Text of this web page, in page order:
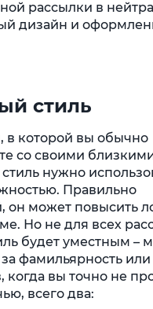
рассылки в
дизайн и
стиль
в которой вы обычно
со своими
нужно
Правильно
он может повысить
Но не для всех
будет уместным –
за фамильярность или
когда вы точно не
всего два: